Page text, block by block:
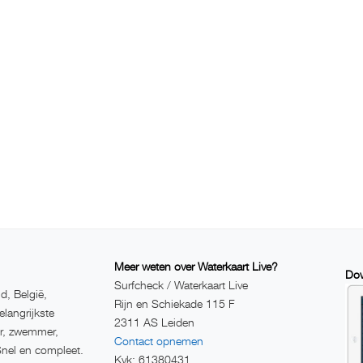
België,
zwemmer,
en compleet.
Meer weten over Waterkaart Live?
Surfcheck / Waterkaart Live
Rijn en Schiekade 115 F
2311 AS Leiden
Contact opnemen
Kvk: 61380431